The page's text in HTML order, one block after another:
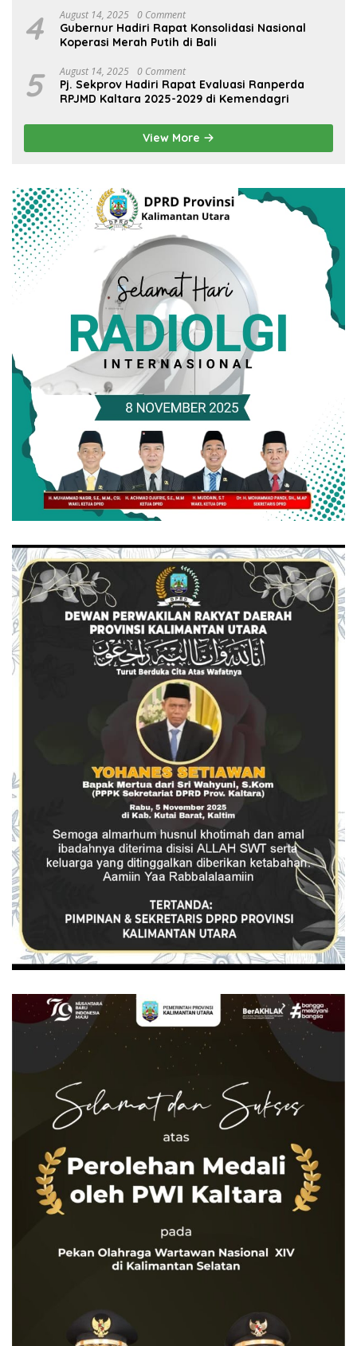
4 August 14, 2025 0 Comment
Gubernur Hadiri Rapat Konsolidasi Nasional
Koperasi Merah Putih di Bali
5 August 14, 2025 0 Comment
Pj. Sekprov Hadiri Rapat Evaluasi Ranperda
RPJMD Kaltara 2025-2029 di Kemendagri
View More